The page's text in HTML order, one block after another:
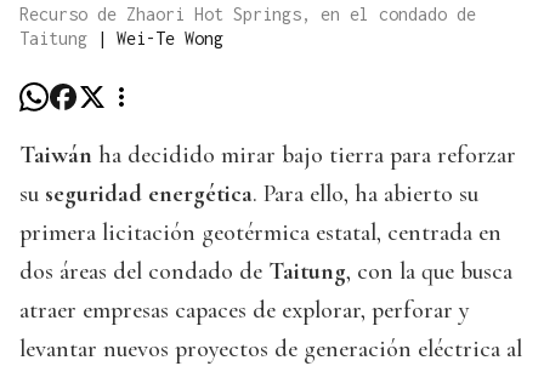
Recurso de Zhaori Hot Springs, en el condado de
Taitung
| Wei-Te Wong
Taiwán ha decidido mirar bajo tierra para reforzar
su seguridad energética. Para ello, ha abierto su
primera licitación geotérmica estatal, centrada en
dos áreas del condado de Taitung, con la que busca
atraer empresas capaces de explorar, perforar y
levantar nuevos proyectos de generación eléctrica al